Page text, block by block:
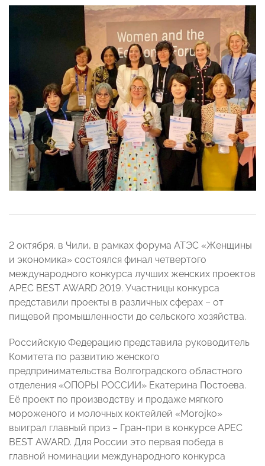
2 октября, в Чили, в рамках форума АТЭС «Женщины
и экономика» состоялся финал четвертого
международного конкурса лучших женских проектов
APEC BEST AWARD 2019. Участницы конкурса
представили проекты в различных сферах – от
пищевой промышленности до сельского хозяйства.
Российскую Федерацию представила руководитель
Комитета по развитию женского
предпринимательства Волгоградского областного
отделения «ОПОРЫ РОССИИ» Екатерина Постоева.
Её проект по производству и продаже мягкого
мороженого и молочных коктейлей «Morojko»
выиграл главный приз – Гран-при в конкурсе APEC
BEST AWARD. Для России это первая победа в
главной номинации международного конкурса